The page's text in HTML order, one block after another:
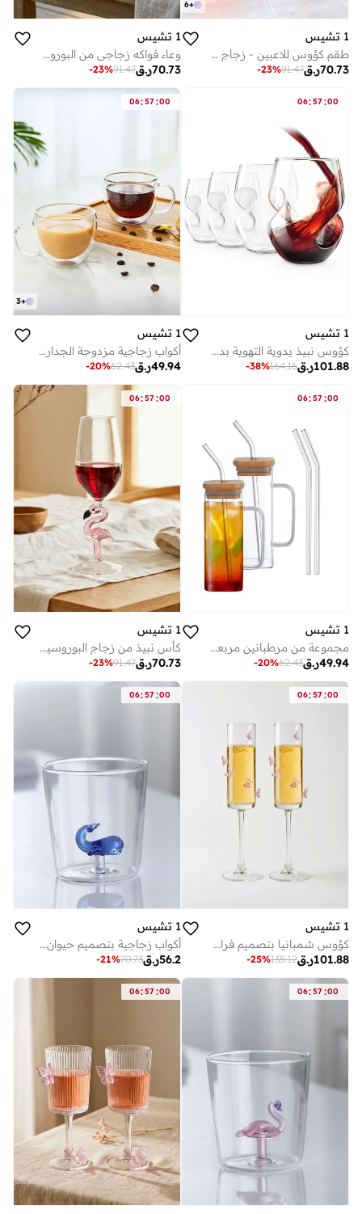
+
6
1 تشيس
طقم كؤوس للاعبين - زجاج على شكل علبة على شكل لعبة ”كل ونم ونم وكرر اللعبة“ مع أغطية وقشات من الخيزران، 550 مللي - هدايا اللاعبين له ولزوجته
ر.ق70.73
91.47
-23%
1 تشيس
وعاء فواكه زجاجي من البوروسيليكات بمقبض خشبي، سعة 2500 مل - وعاء متعدد الأغراض للتقديم والتخزين للفواكه والوجبات الخفيفة وديكور الطاولة
ر.ق70.73
91.47
-23%
06:57 :00
1 تشيس
كؤوس نبيذ يدوية التهوية بدون سيقان - مجموعة من 4 قطع (16 أونصة/470 مل) من زجاج البورسليكات، مقبض مريح للنبيذ الأحمر والأبيض
ر.ق101.88
164.16
-38%
06:57 :00
+
3
1 تشيس
أكواب زجاجية مزدوجة الجدار - طقم من قطعتين | أكواب إسبرسو وقهوة وشاي معزولة سعة ١٥٠ مل بمقبض | زجاج بوروسيليكات مقاوم للحرارة
ر.ق49.94
62.43
-20%
06:57 :00
1 تشيس
مجموعة من مرطبانين مربعين من زجاج البورسليكات مع أغطية من الخيزران، وماصات زجاجية ومقابض - أكواب شرب على شكل علبة سعة 400 مل للعصائر والقهوة والشاي المثلج والعصائر المخفوقة
ر.ق49.94
62.43
-20%
06:57 :00
1 تشيس
كأس نبيذ من زجاج البوروسيليكات مع ساق على شكل فلامنجو، سعة 330 مل، مزخرف، مناسب للنبيذ الأحمر والأبيض، للحفلات، كهدية (قطعة واحدة)
ر.ق70.73
91.47
-23%
06:57 :00
1 تشيس
كؤوس شمبانيا بتصميم فراشة، طقم أنيق من قطعتين، سعة 180 مل، زجاج شفاف، مناسبة للنبيذ الفوار والبروسيكو
ر.ق101.88
135.12
-25%
06:57 :00
1 تشيس
أكواب زجاجية بتصميم حيوان البورسليكات ثلاثية الأبعاد 300 مل (حوت أزرق)
ر.ق56.2
70.73
-21%
06:57 :00
06:57 :00